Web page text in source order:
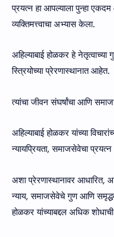
प्रयत्न हा आपल्याला पुन्हा
व्यक्तिमत्त्वाचा अभ्यास केला.
अहिल्याबाई होळकर हे
स्त्रियोच्या प्रेरणास्थानात आहेत.
त्यांचा जीवन संघर्षांचा आणि
अहिल्याबाई होळकर यांच्या
न्यायप्रियता, समाजसेवेचा प्रयत्न
अशा प्रेरणास्थानावर आधारित,
न्याय, समाजसेवेचे गुण आणि
होळकर यांच्याबद्दल अधिक